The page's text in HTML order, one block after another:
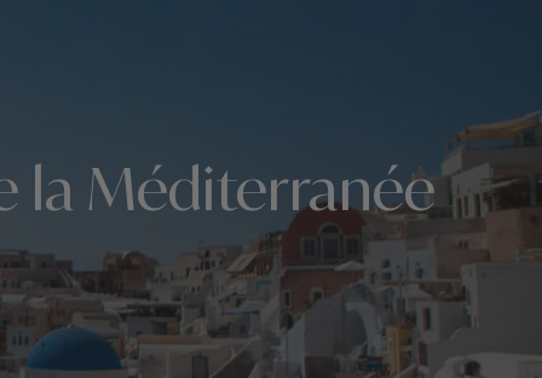
la Méditerranée